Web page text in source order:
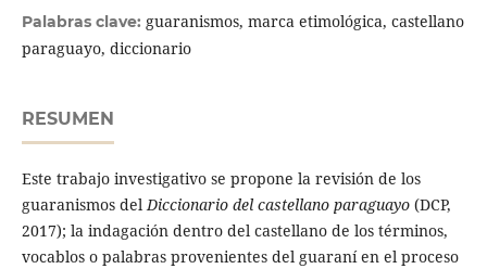
Palabras clave: guaranismos, marca etimológica, castellano
paraguayo, diccionario
RESUMEN
Este trabajo investigativo se propone la revisión de los
guaranismos delDiccionario del castellano paraguayo(DCP,
2017); la indagación dentro del castellano de los términos,
vocablos o palabras provenientes del guaraní en el proceso